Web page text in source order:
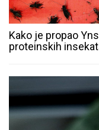
Kako je propao
proteinskih